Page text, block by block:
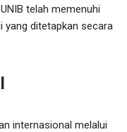
telah memenuhi
yang ditetapkan secara
internasional melalui